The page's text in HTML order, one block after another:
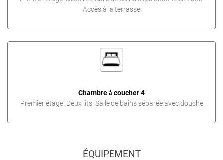
Accès à la terrasse
Chambre à coucher 4
Premier étage. Deux lits. Salle de bains séparée avec douche
ÉQUIPEMENT